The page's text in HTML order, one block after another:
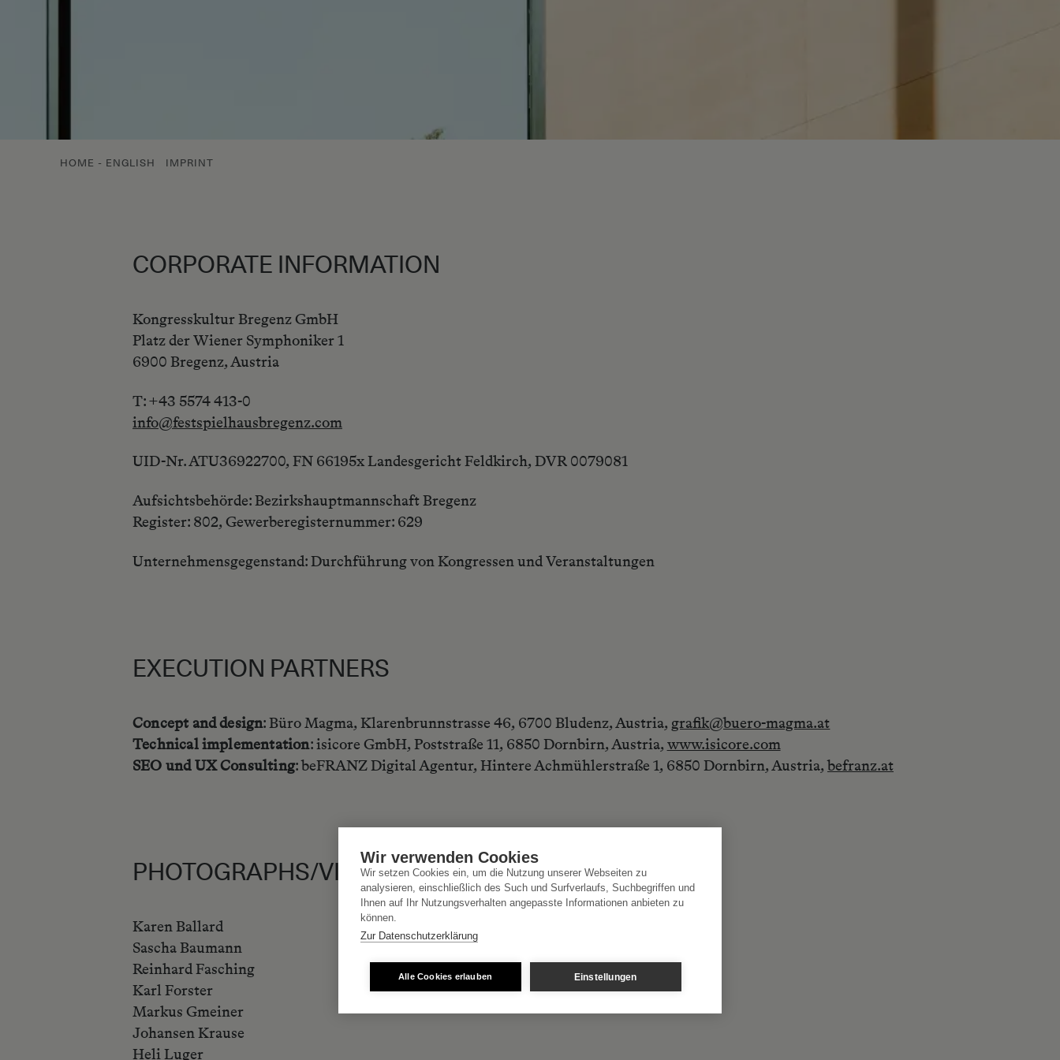
Wir verwenden Cookies
Wir setzen Cookies ein, um die Nutzung unserer Webseiten zu
analysieren, einschließlich des Such und Surfverlaufs, Suchbegriffen und
Ihnen auf Ihr Nutzungsverhalten angepasste Informationen anbieten zu
können.
Zur Datenschutzerklärung
Alle Cookies erlauben Einstellungen
HOME - ENGLISH IMPRINT
CORPORATE INFORMATION
Kongresskultur Bregenz GmbH
Platz der Wiener Symphoniker 1
6900 Bregenz, Austria
T: +43 5574 413-0
info@festspielhausbregenz.com
UID-Nr. ATU36922700, FN 66195x Landesgericht Feldkirch, DVR 0079081
Aufsichtsbehörde: Bezirkshauptmannschaft Bregenz
Register: 802, Gewerberegisternummer: 629
Unternehmensgegenstand: Durchführung von Kongressen und Veranstaltungen
EXECUTION PARTNERS
Concept and design: Büro Magma, Klarenbrunnstrasse 46, 6700 Bludenz, Austria, grafik@buero-magma.at
Technical implementation: isicore GmbH, Poststraße 11, 6850 Dornbirn, Austria, www.isicore.com
SEO und UX Consulting: beFRANZ Digital Agentur, Hintere Achmühlerstraße 1, 6850 Dornbirn, Austria,befranz.at
PHOTOGRAPHS/VIDEOS
Karen Ballard
Sascha Baumann
Reinhard Fasching
Karl Forster
Markus Gmeiner
Johansen Krause
Heli Luger